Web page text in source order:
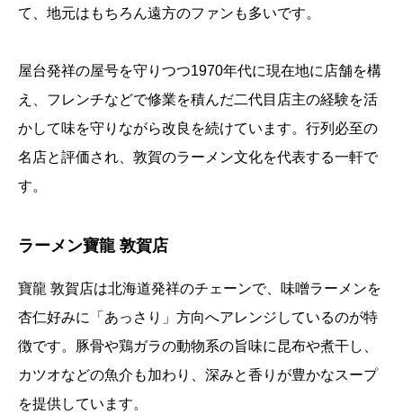
て、地元はもちろん遠方のファンも多いです。
屋台発祥の屋号を守りつつ1970年代に現在地に店舗を構
え、フレンチなどで修業を積んだ二代目店主の経験を活
かして味を守りながら改良を続けています。行列必至の
名店と評価され、敦賀のラーメン文化を代表する一軒で
す。
ラーメン寶龍 敦賀店
寶龍 敦賀店は北海道発祥のチェーンで、味噌ラーメンを
杏仁好みに「あっさり」方向へアレンジしているのが特
徴です。豚骨や鶏ガラの動物系の旨味に昆布や煮干し、
カツオなどの魚介も加わり、深みと香りが豊かなスープ
を提供しています。